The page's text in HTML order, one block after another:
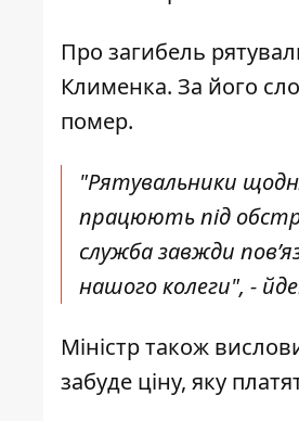
Про загибель
Клименка. За його
помер.
"Рятувальники
працюють під
служба завжди
нашого колеги", -
Міністр також
забуде ціну, яку